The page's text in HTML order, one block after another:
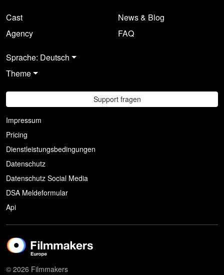
Cast
Agency
News & Blog
FAQ
Sprache: Deutsch
Theme
Support fragen
Impressum
Pricing
Dienstleistungsbedingungen
Datenschutz
Datenschutz Social Media
DSA Meldeformular
Api
© 2026 Filmmakers